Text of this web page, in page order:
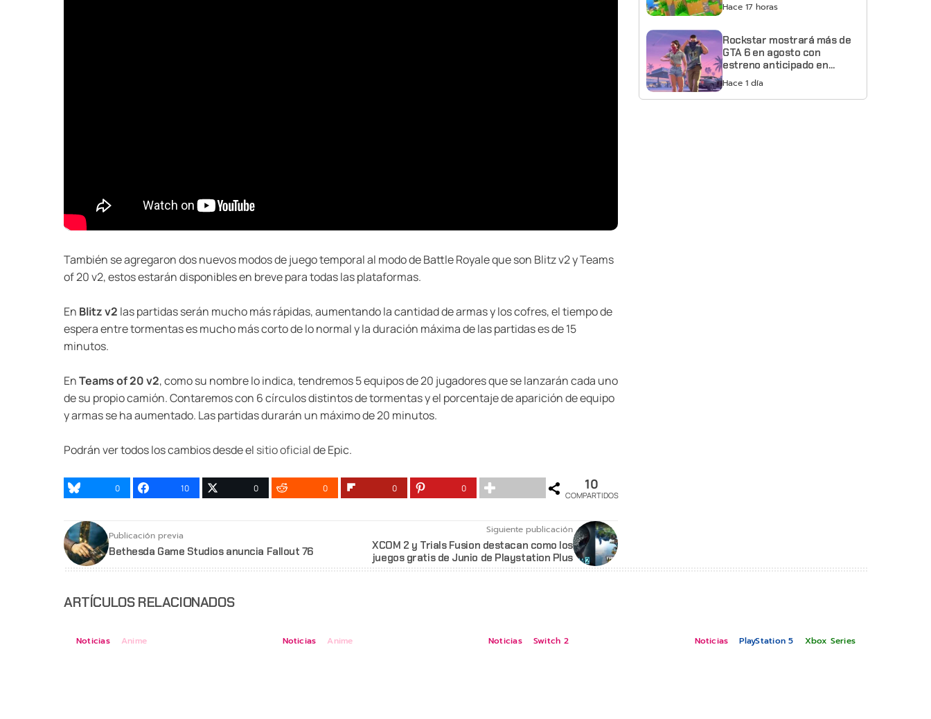
También se agregaron dos nuevos modos de juego temporal al modo de Battle Royale que son Blitz v2 y Teams
of 20 v2, estos estarán disponibles en breve para todas las plataformas.
En Blitz v2 las partidas serán mucho más rápidas, aumentando la cantidad de armas y los cofres, el tiempo de
espera entre tormentas es mucho más corto de lo normal y la duración máxima de las partidas es de 15
minutos.
EnTeams of 20 v2, como su nombre lo indica, tendremos 5 equipos de 20 jugadores que se lanzarán cada uno
de su propio camión. Contaremos con 6 círculos distintos de tormentas y el porcentaje de aparición de equipo
y armas se ha aumentado. Las partidas durarán un máximo de 20 minutos.
Podrán ver todos los cambios desde el sitio oficialde Epic.
0 10 0 0 0 0 10
COMPARTIDOS
Publicación previa
Bethesda Game Studios anuncia Fallout 76
Siguiente publicación
XCOM 2 y Trials Fusion destacan como los
juegos gratis de Junio de Playstation Plus
Hace 17 horas
Rockstar mostrará más de
GTA 6 en agosto con
estreno anticipado en
Netflix
Hace 1 día
ARTÍCULOS RELACIONADOS
Noticias Anime Noticias Anime Noticias Switch 2 Noticias PlayStation 5 Xbox Series